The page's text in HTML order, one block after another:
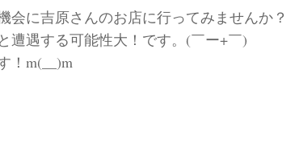
会に吉原さんのお店に行ってみませんか？
遭遇する可能性大！です。(￣ー+￣)
！m(__)m